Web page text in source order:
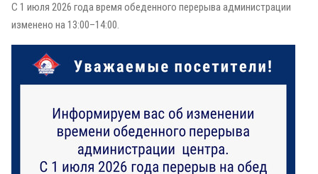
С 1 июля 2026 года время обеденного перерыва администрации
изменено на 13:00–14:00.